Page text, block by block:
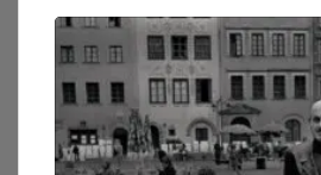
Odtwarzacz
dźwiękowych